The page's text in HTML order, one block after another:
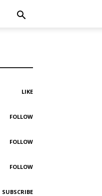
LIKE
FOLLOW
FOLLOW
FOLLOW
SUBSCRIBE